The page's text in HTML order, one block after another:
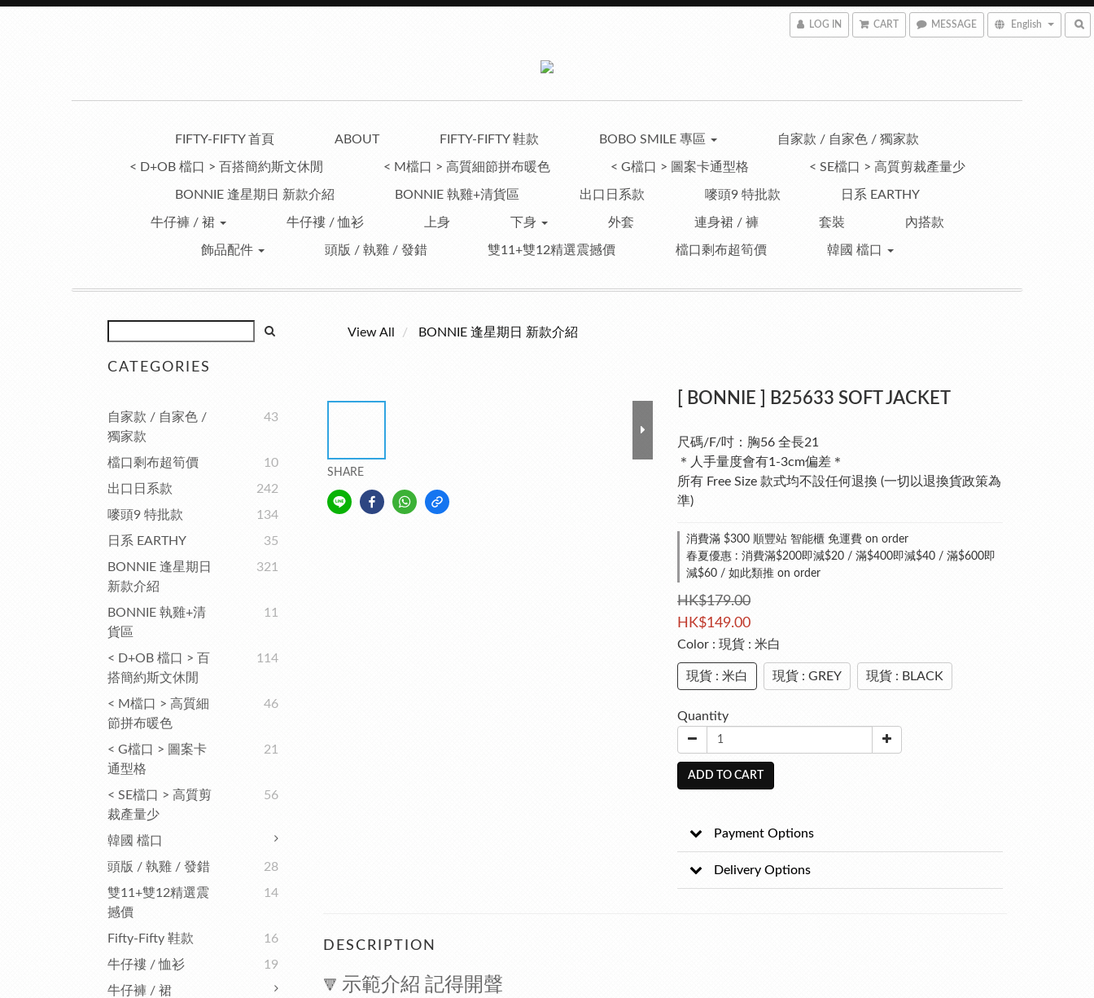
LOG IN CART MESSAGE English
FIFTY-FIFTY 首頁 ABOUT FIFTY-FIFTY 鞋款 BOBO SMILE 專區 自家款 / 自家色 / 獨家款
< D+OB 檔口 > 百搭簡約斯文休閒 < M檔口 > 高質細節拼布暖色 < G檔口 > 圖案卡通型格 < SE檔口 > 高質剪裁產量少
BONNIE 逢星期日 新款介紹 BONNIE 執雞+清貨區 出口日系款 嘜頭9 特批款 日系 EARTHY
牛仔褲 / 裙 牛仔褸 / 恤衫 上身 下身 外套 連身裙 / 褲 套裝 內搭款
飾品配件 頭版 / 執雞 / 發錯 雙11+雙12精選震撼價 檔口剩布超筍價 韓國 檔口
CATEGORIES
自家款 / 自家色 /
獨家款
43
檔口剩布超筍價
10
出口日系款
242
嘜頭9 特批款
134
日系 EARTHY
35
BONNIE 逢星期日
新款介紹
321
BONNIE 執雞+清
貨區
11
< D+OB 檔口 > 百
搭簡約斯文休閒
114
< M檔口 > 高質細
節拼布暖色
46
< G檔口 > 圖案卡
通型格
21
< SE檔口 > 高質剪
裁產量少
56
韓國 檔口
頭版 / 執雞 / 發錯
28
雙11+雙12精選震
撼價
14
Fifty-Fifty 鞋款
16
牛仔褸 / 恤衫
19
牛仔褲 / 裙
View All BONNIE 逢星期日 新款介紹
SHARE
[ BONNIE ] B25633 SOFT JACKET
尺碼/F/吋：胸56 全長21
＊人手量度會有1-3cm偏差＊
所有 Free Size 款式均不設任何退換 (一切以退換貨政策為
準)
消費滿 $300 順豐站 智能櫃 免運費 on order
春夏優惠 : 消費滿$200即減$20 / 滿$400即減$40 / 滿$600即
減$60 / 如此類推 on order
HK$179.00
HK$149.00
Color : 現貨 : 米白
現貨 : 米白 現貨 : GREY 現貨 : BLACK
Quantity
ADD TO CART
Payment Options
Delivery Options
DESCRIPTION
🔻 示範介紹 記得開聲